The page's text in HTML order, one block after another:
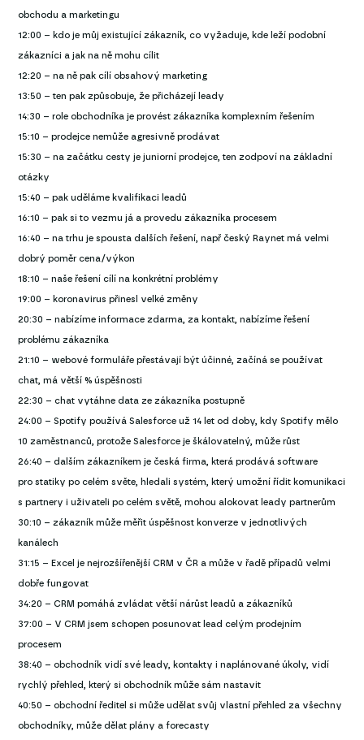
obchodu a marketingu
12:00 – kdo je můj existující zákazník, co vyžaduje, kde leží podobní
zákazníci a jak na ně mohu cílit
12:20 – na ně pak cílí obsahový marketing
13:50 – ten pak způsobuje, že přicházejí leady
14:30 – role obchodníka je provést zákazníka komplexním řešením
15:10 – prodejce nemůže agresivně prodávat
15:30 – na začátku cesty je juniorní prodejce, ten zodpoví na základní
otázky
15:40 – pak uděláme kvalifikaci leadů
16:10 – pak si to vezmu já a provedu zákazníka procesem
16:40 – na trhu je spousta dalších řešení, např český Raynet má velmi
dobrý poměr cena/výkon
18:10 – naše řešení cílí na konkrétní problémy
19:00 – koronavirus přinesl velké změny
20:30 – nabízíme informace zdarma, za kontakt, nabízíme řešení
problému zákazníka
21:10 – webové formuláře přestávají být účinné, začíná se používat
chat, má větší % úspěšnosti
22:30 – chat vytáhne data ze zákazníka postupně
24:00 – Spotify používá Salesforce už 14 let od doby, kdy Spotify mělo
10 zaměstnanců, protože Salesforce je škálovatelný, může růst
26:40 – dalším zákazníkem je česká firma, která prodává software
pro statiky po celém světe, hledali systém, který umožní řídit komunikaci
s partnery i uživateli po celém světě, mohou alokovat leady partnerům
30:10 – zákazník může měřit úspěšnost konverze v jednotlivých
kanálech
31:15 – Excel je nejrozšířenější CRM v ČR a může v řadě případů velmi
dobře fungovat
34:20 – CRM pomáhá zvládat větší nárůst leadů a zákazníků
37:00 – V CRM jsem schopen posunovat lead celým prodejním
procesem
38:40 – obchodník vidí své leady, kontakty i naplánované úkoly, vidí
rychlý přehled, který si obchodník může sám nastavit
40:50 – obchodní ředitel si může udělat svůj vlastní přehled za všechny
obchodníky, může dělat plány a forecasty